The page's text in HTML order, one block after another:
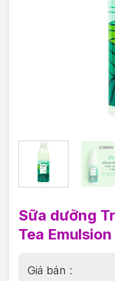
Sữa dưỡng
Tea